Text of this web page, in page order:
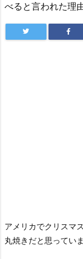
べると言われた理
アメリカでクリスマ
丸焼きだと思っていま